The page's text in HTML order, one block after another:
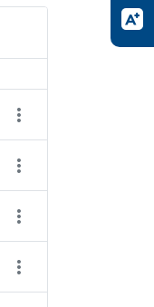
Acciones del